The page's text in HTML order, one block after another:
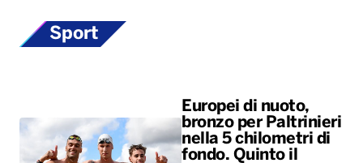
Sport
Europei di nuoto,
bronzo per Paltrinieri
nella 5 chilometri di
fondo. Quinto il